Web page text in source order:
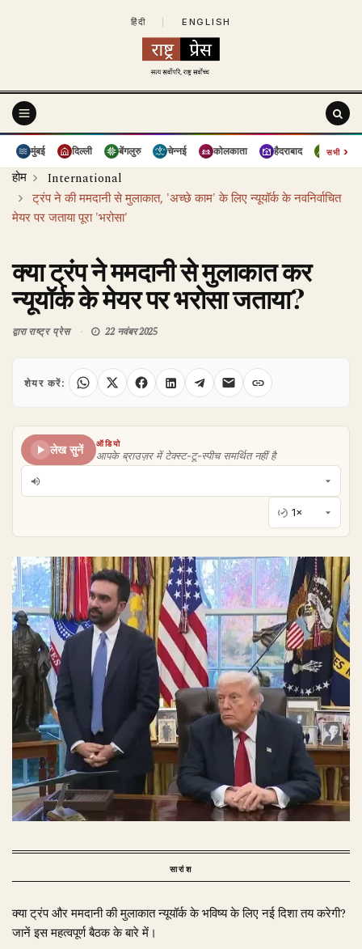
हिंदी ENGLISH
मुंबई दिल्ली बेंगलुरु चेन्नई कोलकाता हैदराबाद पुणे
सभी›
होम
International
ट्रंप ने की ममदानी से मुलाकात, 'अच्छे काम' के लिए न्यूयॉर्क के नवनिर्वाचित
मेयर पर जताया पूरा 'भरोसा'
क्या ट्रंप ने ममदानी से मुलाकात कर
न्यूयॉर्क के मेयर पर भरोसा जताया?
द्वाराराष्ट्र प्रेस 22 नवंबर 2025
शेयर करें:
लेख सुनें
ऑडियो
आपके ब्राउज़र में टेक्स्ट-टू-स्पीच समर्थित नहीं है
सारांश
क्या ट्रंप और ममदानी की मुलाकात न्यूयॉर्क के भविष्य के लिए नई दिशा तय करेगी?
जानें इस महत्वपूर्ण बैठक के बारे में।